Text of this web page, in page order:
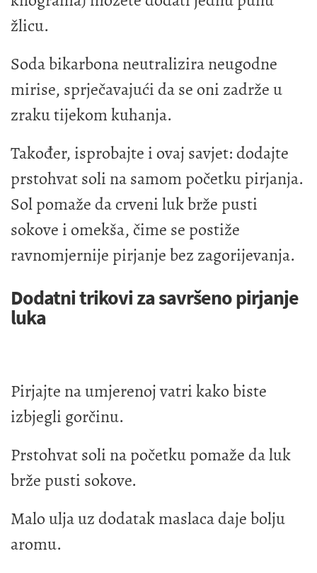
žlicu.
Soda bikarbona neutralizira neugodne
mirise, sprječavajući da se oni zadrže u
zraku tijekom kuhanja.
Također, isprobajte i ovaj savjet: dodajte
prstohvat soli na samom početku pirjanja.
Sol pomaže da crveni luk brže pusti
sokove i omekša, čime se postiže
ravnomjernije pirjanje bez zagorijevanja.
Dodatni trikovi za savršeno pirjanje
luka
Pirjajte na umjerenoj vatri kako biste
izbjegli gorčinu.
Prstohvat soli na početku pomaže da luk
brže pusti sokove.
Malo ulja uz dodatak maslaca daje bolju
aromu.